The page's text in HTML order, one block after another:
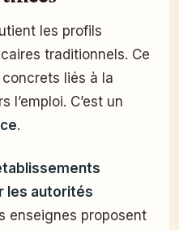
les profils
traditionnels. Ce
liés à la
l’emploi. C’est un
.
les autorités
enseignes proposent